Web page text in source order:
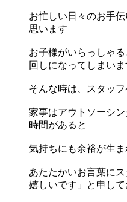
お忙しい日々のお手
思います
お子様がいらっしゃ
回しになってしまいま
そんな時は、スタッフ
家事はアウトソーシ
時間があると
気持ちにも余裕が生ま
あたたかいお言葉に
嬉しいです」と申して